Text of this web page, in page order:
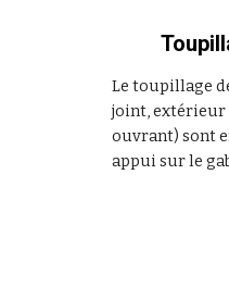
Le toupillage
joint,
ouvrant) sont
appui sur le